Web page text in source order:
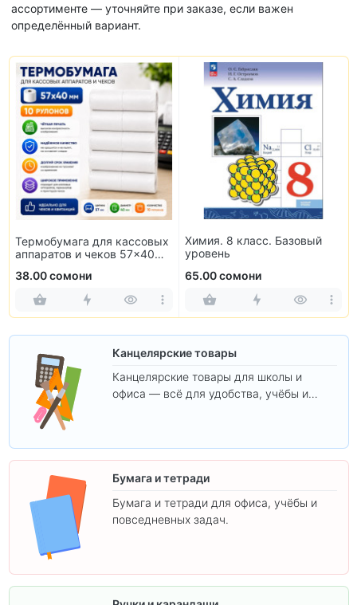
ассортименте — уточняйте при заказе, если важен
определённый вариант.
Термобумага для кассовых
аппаратов и чеков 57×40
38.00 сомони
Химия. 8 класс. Базовый
уровень
65.00 сомони
Канцелярские товары
Канцелярские товары для школы и
офиса — всё для удобства, учёбы и
Бумага и тетради
Бумага и тетради для офиса, учёбы и
повседневных задач.